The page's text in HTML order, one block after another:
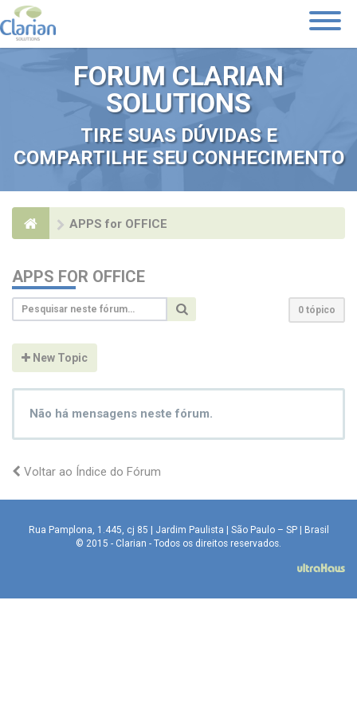
Toggle
FORUM CLARIAN
SOLUTIONS
TIRE SUAS DÚVIDAS E
COMPARTILHE SEU CONHECIMENTO
APPS for OFFICE
APPS FOR OFFICE
0 tópico
New Topic
Não há mensagens neste fórum.
Voltar ao Índice do Fórum
Rua Pamplona, 1.445, cj 85 | Jardim Paulista | São Paulo – SP | Brasil
© 2015 - Clarian - Todos os direitos reservados.